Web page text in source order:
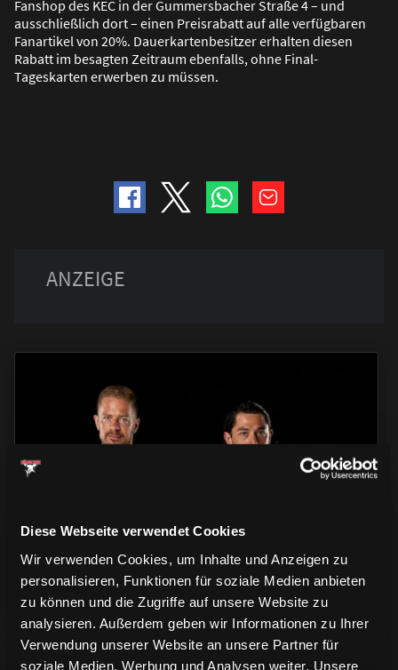
Diese Webseite verwendet Cookies
Wir verwenden Cookies, um Inhalte und Anzeigen zu
personalisieren, Funktionen für soziale Medien anbieten
zu können und die Zugriffe auf unsere Website zu
analysieren. Außerdem geben wir Informationen zu Ihrer
Verwendung unserer Website an unsere Partner für
soziale Medien, Werbung und Analysen weiter. Unsere
Fanshop des KEC in der Gummersbacher Straße 4 – und
ausschließlich dort – einen Preisrabatt auf alle verfügbaren
Fanartikel von 20%. Dauerkartenbesitzer erhalten diesen
Rabatt im besagten Zeitraum ebenfalls, ohne Final-
Tageskarten erwerben zu müssen.